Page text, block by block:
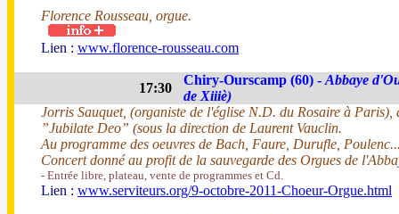
Florence Rousseau, orgue.
Lien : www.florence-rousseau.com
17:30
Chiry-Ourscamp (60) - Abbaye
de Xiiiè)
Jorris Sauquet, (organiste de l'église N.D. du Rosaire à Paris),
”Jubilate Deo” (sous la direction de Laurent Vauclin.
Au programme des oeuvres de Bach, Faure, Durufle,
Concert donné au profit de la sauvegarde des Orgues de
- Entrée libre, plateau, vente de programmes et Cd.
Lien : www.serviteurs.org/9-octobre-2011-Choeur-Orgue.html